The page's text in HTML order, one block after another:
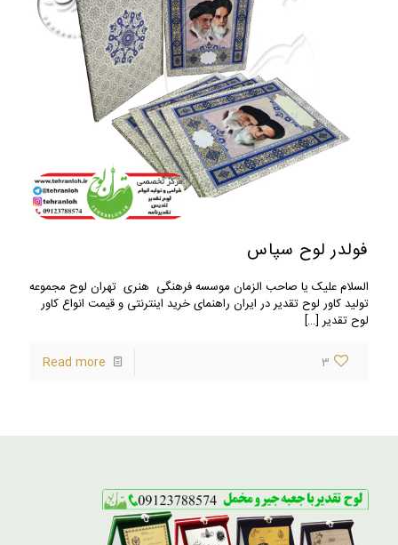
فولدر لوح سپاس
السلام علیک یا صاحب الزمان موسسه فرهنگی هنری تهران لوح مجموعه
تولید کاور لوح تقدیر در ایران راهنمای خرید اینترنتی و قیمت انواع کاور
لوح تقدیر […]
3
Read more